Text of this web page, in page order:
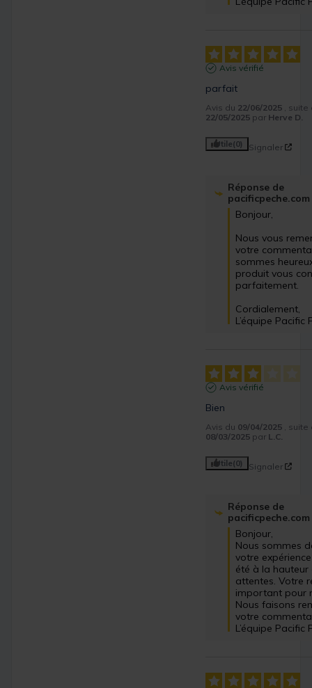
Avis vérifié
parfait
Avis du 22/06/2025
,
22/05/2025 par Herve D.
Utile(0) Signaler
Réponse de
pacificpeche.com
Bonjour,
Nous vous
votre
sommes
produit vous
parfaitement.
Cordialement,
L’équipe Pacific
Avis vérifié
Bien
Avis du 09/04/2025
,
08/03/2025 par L.C.
Utile(0) Signaler
Réponse de
pacificpeche.com
Bonjour,
Nous sommes
votre
été à la hauteur
attentes. Votre
important pour
Nous faisons
votre
L’équipe Pacific